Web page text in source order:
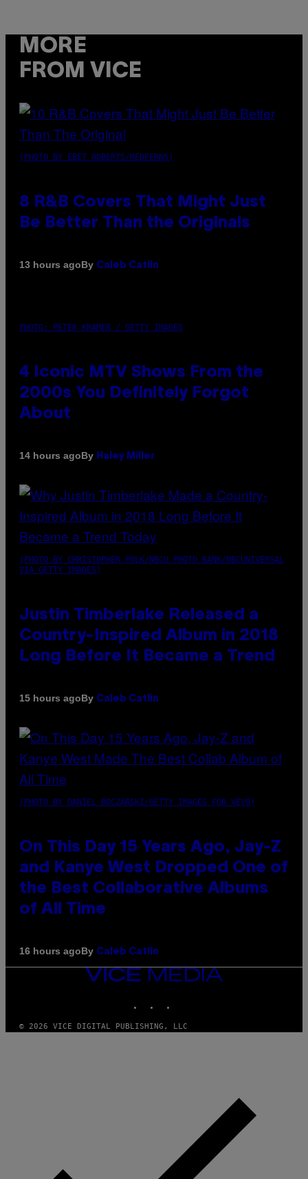
MORE
FROM VICE
(PHOTO BY EBET ROBERTS/REDFERNS)
8 R&B Covers That Might Just
Be Better Than the Originals
13 hours agoBy Caleb Catlin
PHOTO: PETER KRAMER / GETTY IMAGES
4 Iconic MTV Shows From the
2000s You Definitely Forgot
About
14 hours agoBy Haley Miller
(PHOTO BY CHRISTOPHER POLK/NBCU PHOTO BANK/NBCUNIVERSAL
VIA GETTY IMAGES)
Justin Timberlake Released a
Country-Inspired Album in 2018
Long Before It Became a Trend
15 hours agoBy Caleb Catlin
(PHOTO BY DANIEL BOCZARSKI/GETTY IMAGES FOR VEVO)
On This Day 15 Years Ago, Jay-Z
and Kanye West Dropped One of
the Best Collaborative Albums
of All Time
16 hours agoBy Caleb Catlin
VICE
MEDIA
© 2026 VICE DIGITAL PUBLISHING, LLC